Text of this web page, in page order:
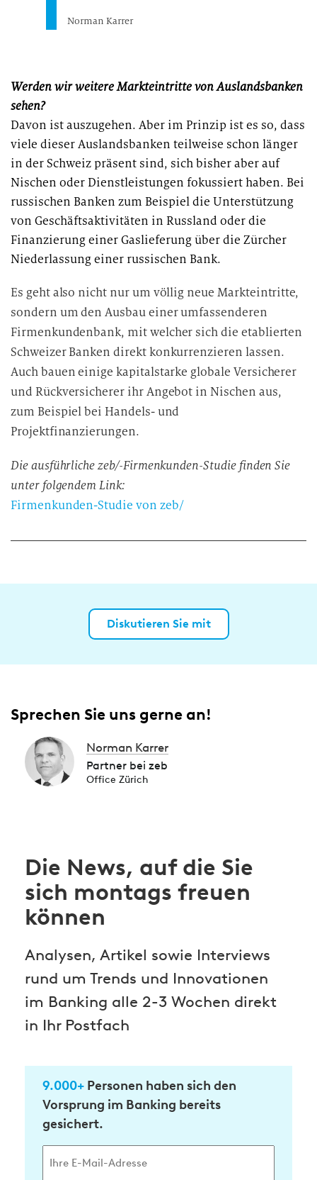
Norman Karrer
Werden wir weitere Markteintritte von Auslandsbanken
sehen?
Davon ist auszugehen. Aber im Prinzip ist es so, dass
viele dieser Auslandsbanken teilweise schon länger
in der Schweiz präsent sind, sich bisher aber auf
Nischen oder Dienstleistungen fokussiert haben. Bei
russischen Banken zum Beispiel die Unterstützung
von Geschäftsaktivitäten in Russland oder die
Finanzierung einer Gaslieferung über die Zürcher
Niederlassung einer russischen Bank.
Es geht also nicht nur um völlig neue Markteintritte,
sondern um den Ausbau einer umfassenderen
Firmenkundenbank, mit welcher sich die etablierten
Schweizer Banken direkt konkurrenzieren lassen.
Auch bauen einige kapitalstarke globale Versicherer
und Rückversicherer ihr Angebot in Nischen aus,
zum Beispiel bei Handels- und
Projektfinanzierungen.
Die ausführliche zeb/-Firmenkunden-Studie finden Sie
unter folgendem Link:
Firmenkunden-Studie von zeb/
Diskutieren Sie mit
Sprechen Sie uns gerne an!
Norman Karrer
Partner bei zeb
Office Zürich
Die News, auf die Sie
sich montags freuen
können
Analysen, Artikel sowie Interviews
rund um Trends und Innovationen
im Banking alle 2-3 Wochen direkt
in Ihr Postfach
9.000+ Personen haben sich den
Vorsprung im Banking bereits
gesichert.